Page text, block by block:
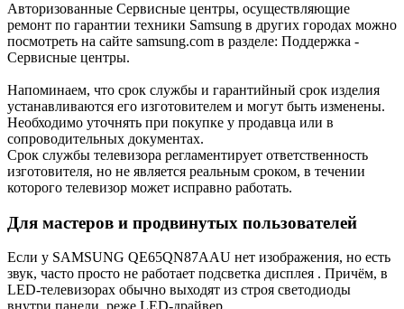
Авторизованные Сервисные центры, осуществляющие
ремонт по гарантии техники Samsung в других городах можно
посмотреть на сайте samsung.com в разделе: Поддержка -
Сервисные центры.
Напоминаем, что срок службы и гарантийный срок изделия
устанавливаются его изготовителем и могут быть изменены.
Необходимо уточнять при покупке у продавца или в
сопроводительных документах.
Срок службы телевизора регламентирует ответственность
изготовителя, но не является реальным сроком, в течении
которого телевизор может исправно работать.
Для мастеров и продвинутых пользователей
Если у SAMSUNG QE65QN87AAU нет изображения, но есть
звук, часто просто не работает подсветка дисплея . Причём, в
LED-телевизорах обычно выходят из строя светодиоды